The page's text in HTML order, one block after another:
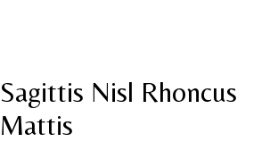
Sagittis Nisl Rhoncus
Mattis